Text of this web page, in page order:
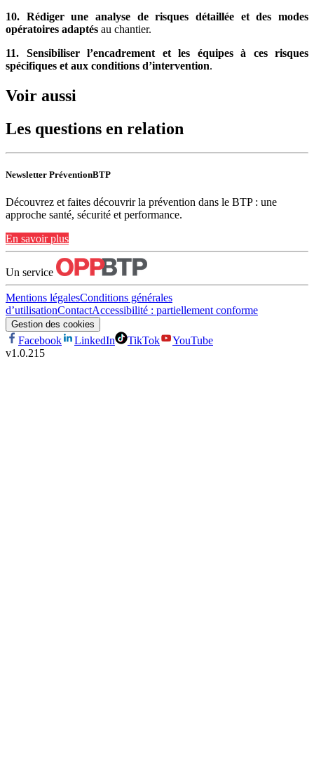
10. Rédiger une analyse de risques détaillée et des modes
opératoires adaptés au chantier.
11. Sensibiliser l’encadrement et les équipes à ces risques
spécifiques et aux conditions d’intervention.
Voir aussi
Les questions en relation
Newsletter PréventionBTP
Découvrez et faites découvrir la prévention dans le BTP : une
approche santé, sécurité et performance.
En savoir plus
Un service
Mentions légalesConditions générales
d’utilisationContactAccessibilité : partiellement conforme
Gestion des cookies
Facebook LinkedIn TikTok
YouTube
v1.0.215